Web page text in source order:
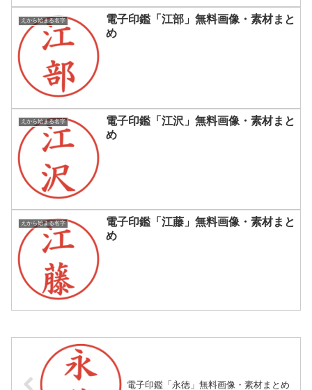
えから始まる名字
電子印鑑「江部」無料画像・素材まと
め
えから始まる名字
電子印鑑「江沢」無料画像・素材まと
め
えから始まる名字
電子印鑑「江藤」無料画像・素材まと
め
電子印鑑「永徳」無料画像・素材まとめ